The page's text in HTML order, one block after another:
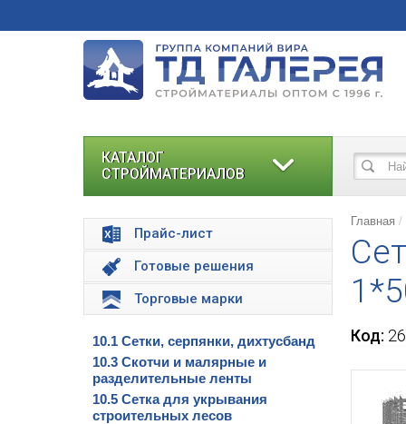
КАТАЛОГ
СТРОЙМАТЕРИАЛОВ
Прайс-лист
Готовые решения
Торговые марки
10.1 Сетки, серпянки, дихтусбанд
10.3 Скотчи и малярные и
разделительные ленты
10.5 Сетка для укрывания
строительных лесов
Главная
Код: